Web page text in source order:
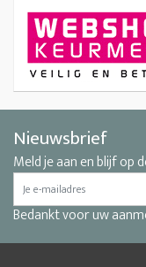
Nieuwsbrief
Meld je aan en blijf op
Bedankt voor uw